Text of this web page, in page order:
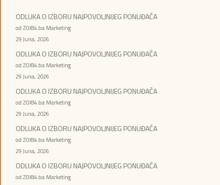
ODLUKA O IZBORU NAJPOVOLJNIJEG PONUĐAČA
od ZOI84.ba Marketing
29 Juna, 2026
ODLUKA O IZBORU NAJPOVOLJNIJEG PONUĐAČA
od ZOI84.ba Marketing
29 Juna, 2026
ODLUKA O IZBORU NAJPOVOLJNIJEG PONUĐAČA
od ZOI84.ba Marketing
29 Juna, 2026
ODLUKA O IZBORU NAJPOVOLJNIJEG PONUĐAČA
od ZOI84.ba Marketing
29 Juna, 2026
ODLUKA O IZBORU NAJPOVOLJNIJEG PONUĐAČA
od ZOI84.ba Marketing